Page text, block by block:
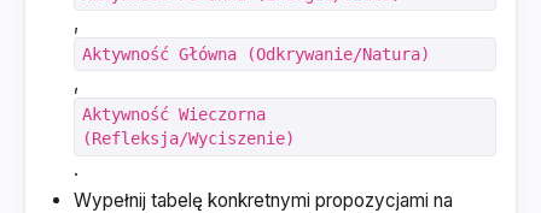
,
Aktywność Główna (Odkrywanie/Natura)
,
Aktywność Wieczorna
(Refleksja/Wyciszenie)
.
Wypełnij tabelę konkretnymi propozycjami na